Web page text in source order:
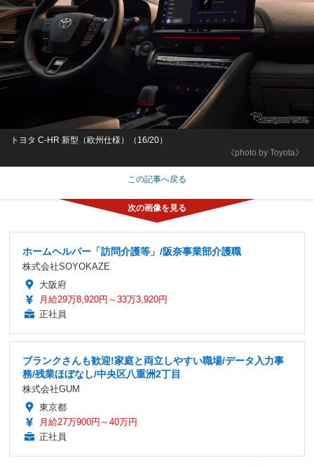
《photo by Toyota》
トヨタ C-HR 新型（欧州仕様）（16/20）
この記事へ戻る
ホームヘルパー「訪問介護等」/阪奈事業部介護職
株式会社SOYOKAZE
大阪府
月給29万8,920円～33万3,920円
正社員
ブランクさんも歓迎!家庭と両立しやすい職場/データ入力事
務/残業ほぼなし/中央区八重洲2丁目
株式会社GUM
東京都
月給27万900円～40万円
正社員